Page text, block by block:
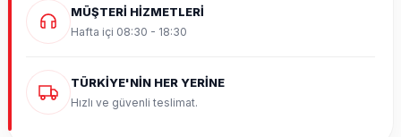
MÜŞTERİ HİZMETLERİ
Hafta içi 08:30 - 18:30
TÜRKİYE'NİN HER YERİNE
Hızlı ve güvenli teslimat.